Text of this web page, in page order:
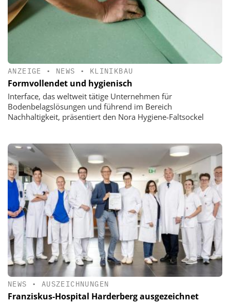
ANZEIGE • NEWS • KLINIKBAU
Formvollendet und hygienisch
Interface, das weltweit tätige Unternehmen für
Bodenbelagslösungen und führend im Bereich
Nachhaltigkeit, präsentiert den Nora Hygiene-Faltsockel
NEWS • AUSZEICHNUNGEN
Franziskus-Hospital Harderberg ausgezeichnet